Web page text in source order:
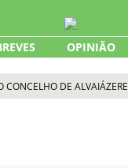
OPINIÃO
CONCELHO DE ALVAIÁZERE